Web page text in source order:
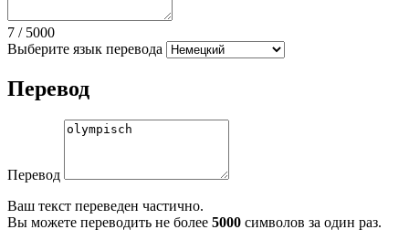
7 / 5000
Выберите язык перевода
Перевод
Перевод
Ваш текст переведен частично.
Вы можете переводить не более 5000 символов за один раз.